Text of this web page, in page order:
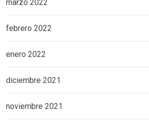
marzo 2022
febrero 2022
enero 2022
diciembre 2021
noviembre 2021